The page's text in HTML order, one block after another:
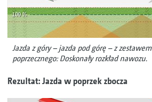
Jazda z góry – jazda pod górę – z
poprzecznego: Doskonały rozkład nawozu.
Rezultat: Jazda w poprzek zbocza